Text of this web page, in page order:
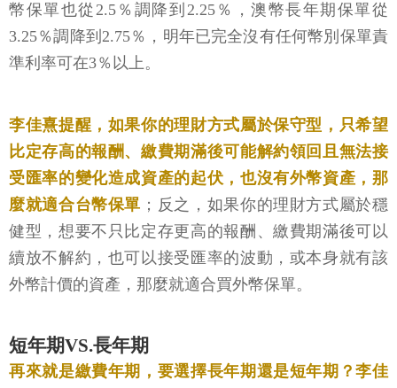
幣保單也從2.5％調降到2.25％，澳幣長年期保單從
3.25％調降到2.75％，明年已完全沒有任何幣別保單責
準利率可在3％以上。
李佳熹提醒，如果你的理財方式屬於保守型，只希望
比定存高的報酬、繳費期滿後可能解約領回且無法接
受匯率的變化造成資產的起伏，也沒有外幣資產，那
麼就適合台幣保單 ；反之，如果你的理財方式屬於穩
健型，想要不只比定存更高的報酬、繳費期滿後可以
續放不解約，也可以接受匯率的波動，或本身就有該
外幣計價的資產，那麼就適合買外幣保單。
短年期VS.長年期
再來就是繳費年期，要選擇長年期還是短年期？李佳